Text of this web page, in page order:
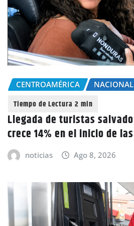
CENTROAMÉRICA
Llegada de turistas
crece 14% en el inicio de
noticias Ago 8, 2026